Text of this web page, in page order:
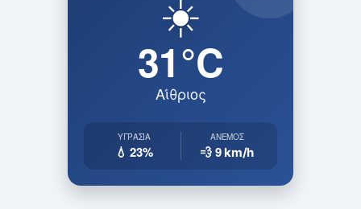
31°C
Αίθριος
ΥΓΡΑΣΊΑ
💧 23%
ΆΝΕΜΟΣ
💨 9km/h